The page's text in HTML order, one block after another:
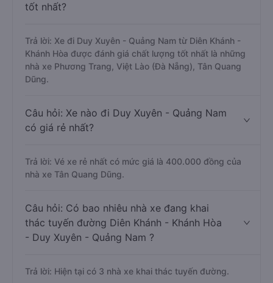
tốt nhất?
Trả lời: Xe đi Duy Xuyên - Quảng Nam từ Diên Khánh -
Khánh Hòa được đánh giá chất lượng tốt nhất là những
nhà xe Phương Trang, Việt Lào (Đà Nẵng), Tân Quang
Dũng.
Câu hỏi: Xe nào đi Duy Xuyên - Quảng Nam
có giá rẻ nhất?
Trả lời: Vé xe rẻ nhất có mức giá là 400.000 đồng của
nhà xe Tân Quang Dũng.
Câu hỏi: Có bao nhiêu nhà xe đang khai
thác tuyến đường Diên Khánh - Khánh Hòa
- Duy Xuyên - Quảng Nam ?
Trả lời: Hiện tại có 3 nhà xe khai thác tuyến đường.